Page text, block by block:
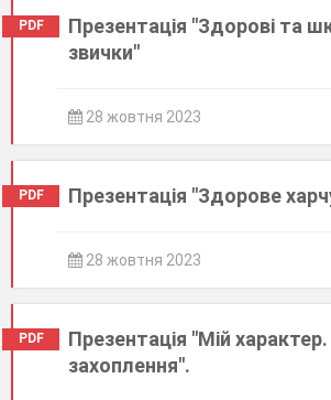
PDF
Презентація "Здорові та
звички"
28 жовтня 2023
PDF Презентація "Здорове
28 жовтня 2023
PDF
Презентація "Мій
захоплення".